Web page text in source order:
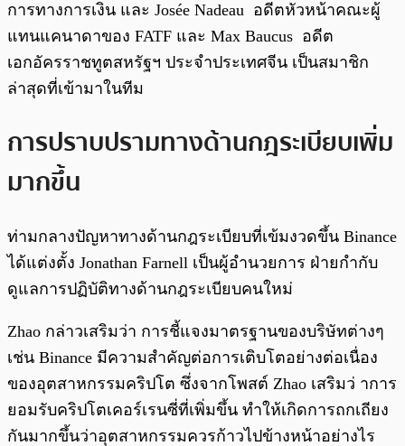
การทางการเงิน และ Josée Nadeau อดีตหัวหน้าคณะผู้
แทนแคนาดาของ FATF และ Max Baucus อดีต
เอกอัครราชทูตสหรัฐฯ ประจำประเทศจีน เป็นสมาชิก
ล่าสุดที่เข้ามาในทีม
การปราบปรามทางด้านกฎระเบียบเพิ่ม
มากขึ้น
ท่ามกลางปัญหาทางด้านกฎระเบียบที่เข้มงวดขึ้น Binance
ได้แต่งตั้ง Jonathan Farnell เป็นผู้อำนวยการ ฝ่ายกำกับ
ดูแลการปฏิบัติทางด้านกฎระเบียบคนใหม่
Zhao กล่าวเสริมว่า การชี้แจงมาตรฐานของบริษัทต่างๆ
เช่น Binance มีความสำคัญต่อการเติบโตอย่างต่อเนื่อง
ของอุตสาหกรรมคริปโต ซึ่งจากโพสต์ Zhao เสริมว่ าการ
ยอมรับคริปโตเคอร์เรนซี่ที่เพิ่มขึ้น ทำให้เกิดการถกเถียง
กันมากขึ้นว่าอุตสาหกรรมควรก้าวไปข้างหน้าอย่างไร